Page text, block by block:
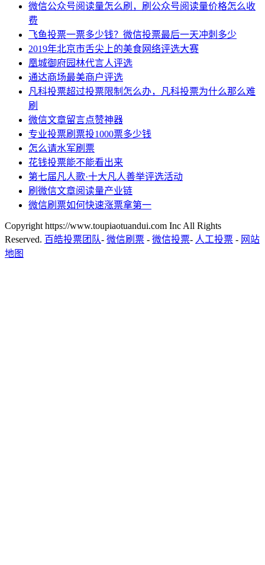
微信公众号阅读量怎么刷，刷公众号阅读量价格怎么收
费
飞鱼投票一票多少钱？微信投票最后一天冲刺多少
2019年北京市舌尖上的美食网络评选大赛
凰城御府园林代言人评选
通达商场最美商户评选
凡科投票超过投票限制怎么办，凡科投票为什么那么难
刷
微信文章留言点赞神器
专业投票刷票投1000票多少钱
怎么请水军刷票
花钱投票能不能看出来
第七届凡人歌·十大凡人善举评选活动
刷微信文章阅读量产业链
微信刷票如何快速涨票拿第一
Copyright https://www.toupiaotuandui.com Inc All Rights
Reserved. 百皓投票团队- 微信刷票 - 微信投票- 人工投票 - 网站
地图